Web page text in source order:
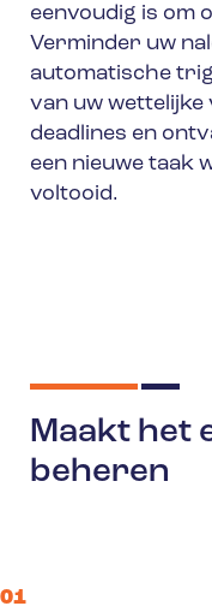
eenvoudig is om
Verminder uw
automatische
van uw wettelijke
deadlines en
een nieuwe taak
voltooid.
01
Maakt het
beheren